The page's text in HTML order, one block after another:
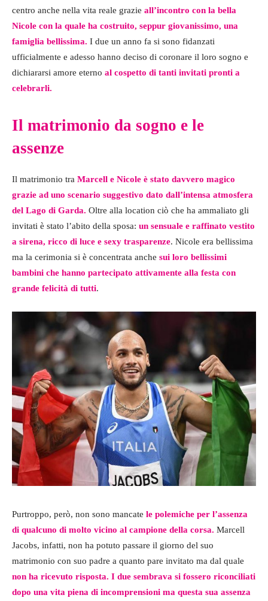
centro anche nella vita reale grazie all’incontro con la bella
Nicole con la quale ha costruito, seppur giovanissimo, una
famiglia bellissima. I due un anno fa si sono fidanzati
ufficialmente e adesso hanno deciso di coronare il loro sogno e
dichiararsi amore eterno al cospetto di tanti invitati pronti a
celebrarli.
Il matrimonio da sogno e le
assenze
Il matrimonio tra Marcell e Nicole è stato davvero magico
grazie ad uno scenario suggestivo dato dall’intensa atmosfera
del Lago di Garda. Oltre alla location ciò che ha ammaliato gli
invitati è stato l’abito della sposa: un sensuale e raffinato vestito
a sirena, ricco di luce e sexy trasparenze. Nicole era bellissima
ma la cerimonia si è concentrata anche sui loro bellissimi
bambini che hanno partecipato attivamente alla festa con
grande felicità di tutti.
Purtroppo, però, non sono mancate le polemiche per l’assenza
di qualcuno di molto vicino al campione della corsa. Marcell
Jacobs, infatti, non ha potuto passare il giorno del suo
matrimonio con suo padre a quanto pare invitato ma dal quale
non ha ricevuto risposta. I due sembrava si fossero riconciliati
dopo una vita piena di incomprensioni ma questa sua assenza